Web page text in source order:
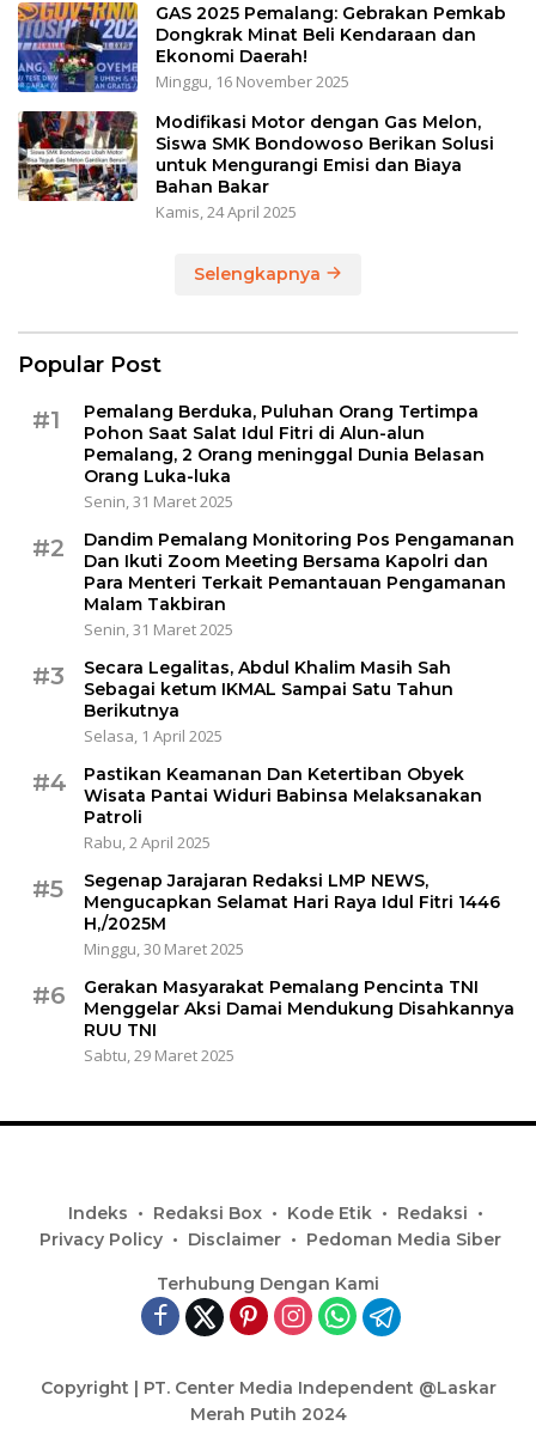
GAS 2025 Pemalang: Gebrakan Pemkab
Dongkrak Minat Beli Kendaraan dan
Ekonomi Daerah!
Minggu, 16 November 2025
Modifikasi Motor dengan Gas Melon,
Siswa SMK Bondowoso Berikan Solusi
untuk Mengurangi Emisi dan Biaya
Bahan Bakar
Kamis, 24 April 2025
Selengkapnya
Popular Post
#1
Pemalang Berduka, Puluhan Orang Tertimpa
Pohon Saat Salat Idul Fitri di Alun-alun
Pemalang, 2 Orang meninggal Dunia Belasan
Orang Luka-luka
Senin, 31 Maret 2025
#2
Dandim Pemalang Monitoring Pos Pengamanan
Dan Ikuti Zoom Meeting Bersama Kapolri dan
Para Menteri Terkait Pemantauan Pengamanan
Malam Takbiran
Senin, 31 Maret 2025
#3
Secara Legalitas, Abdul Khalim Masih Sah
Sebagai ketum IKMAL Sampai Satu Tahun
Berikutnya
Selasa, 1 April 2025
#4
Pastikan Keamanan Dan Ketertiban Obyek
Wisata Pantai Widuri Babinsa Melaksanakan
Patroli
Rabu, 2 April 2025
#5
Segenap Jarajaran Redaksi LMP NEWS,
Mengucapkan Selamat Hari Raya Idul Fitri 1446
H,/2025M
Minggu, 30 Maret 2025
#6
Gerakan Masyarakat Pemalang Pencinta TNI
Menggelar Aksi Damai Mendukung Disahkannya
RUU TNI
Sabtu, 29 Maret 2025
Indeks Redaksi Box Kode Etik
Redaksi
Privacy Policy
Disclaimer Pedoman Media Siber
Terhubung Dengan Kami
Copyright | PT. Center Media Independent @Laskar
Merah Putih 2024